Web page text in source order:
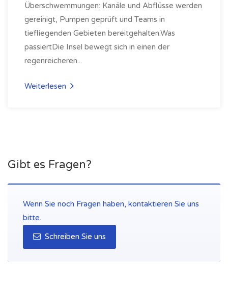
Überschwemmungen: Kanäle und Abflüsse werden
gereinigt, Pumpen geprüft und Teams in
tiefliegenden Gebieten bereitgehalten.Was
passiertDie Insel bewegt sich in einen der
regenreicheren...
Weiterlesen
Gibt es Fragen?
Wenn Sie noch Fragen haben, kontaktieren Sie uns
bitte.
Schreiben Sie uns